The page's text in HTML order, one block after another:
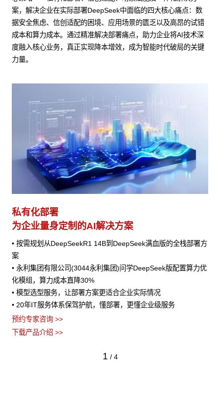
案，解决企业在实际部署DeepSeek中面临的四大核心痛点：数
据安全焦虑、信创适配的困境、应用场景的匮乏以及高昂的试错
成本和算力成本。通过精准解决部署痛点，助力企业将AI技术深
度融入核心业务，真正实现降本增效，成为智能时代破局的关键
力量。
私有化部署
为企业量身定制的AI解决方案
• 按需规划从DeepSeekR1 14B到DeepSeek满血版的全栈部署方
案
• 永利集团有限公司(3044永利集团)问学DeepSeek版配置算力优
化模组，算力成本直降30%
• 模型选型服务，让部署方案更适合企业实际情况
• 20年IT服务体系保驾护航，懂部署，更懂企业级服务
预约专家咨询 >>
下载产品介绍 >>
1 / 4